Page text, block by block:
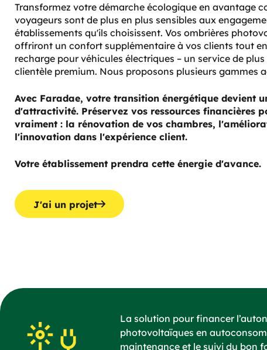
Transformez votre démarche écologique en avantage
voyageurs sont de plus en plus sensibles aux
établissements qu'ils choisissent. Vos ombrières
offriront un confort supplémentaire à vos clients tout
recharge pour véhicules électriques – un service de
clientèle premium. Nous proposons plusieurs gammes
Avec Faradae, votre transition énergétique devient
d'attractivité. Préservez vos ressources financières
vraiment : la rénovation de vos chambres,
l'innovation dans l'expérience client.
Votre établissement prendra cette énergie d'avance.
J'ai un projet
La solution pour financer
photovoltaïques en
maintenance et le suivi du bon